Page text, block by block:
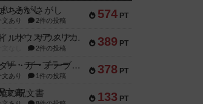
574 PT
ちがいさがし
あり 2件の投稿
389 PT
リワイルド：サウスアメリカ
2件の投稿
378 PT
アンダー・ザ・テーブラー
あり 1件の投稿
133 PT
の呪文書